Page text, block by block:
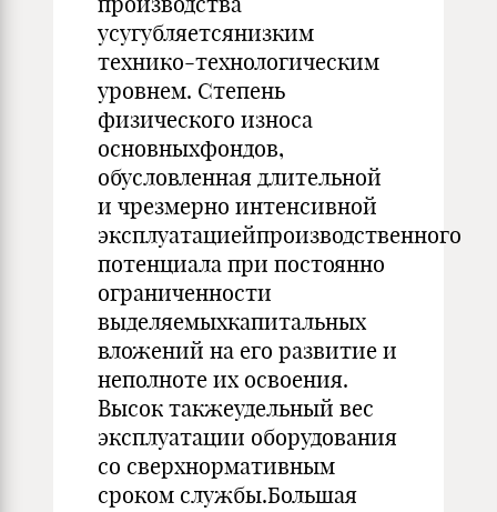
усугубляетсянизким
технико-технологическим
уровнем. Степень
физического износа
основныхфондов,
обусловленная длительной
и чрезмерно интенсивной
эксплуатациейпроизводственного
потенциала при постоянно
ограниченности
выделяемыхкапитальных
вложений на его развитие и
неполноте их освоения.
Высок такжеудельный вес
эксплуатации оборудования
со сверхнормативным
сроком службы.Большая